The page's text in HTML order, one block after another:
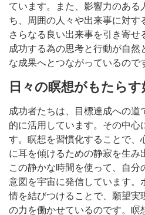
ています。また、影響力のある
ち、周囲の人々や出来事に対す
さらなる良い出来事を引き寄せ
成功する為の思考と行動が自然
な成果へとつながっているので
日々の瞑想がもたらす
成功者たちは、目標達成への
的に活用しています。その中心
す。瞑想を習慣化することで、
に耳を傾けるための静寂を生み
この静かな時間を使って、自分
意図を宇宙に発信しています。
情を結びつけることで、願望実
の力を働かせているのです。瞑